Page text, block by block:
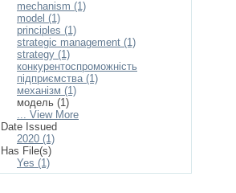
mechanism (1)
model (1)
principles (1)
strategic management (1)
strategy (1)
конкурентоспроможність
підприємства (1)
механізм (1)
модель (1)
... View More
Date Issued
2020 (1)
Has File(s)
Yes (1)